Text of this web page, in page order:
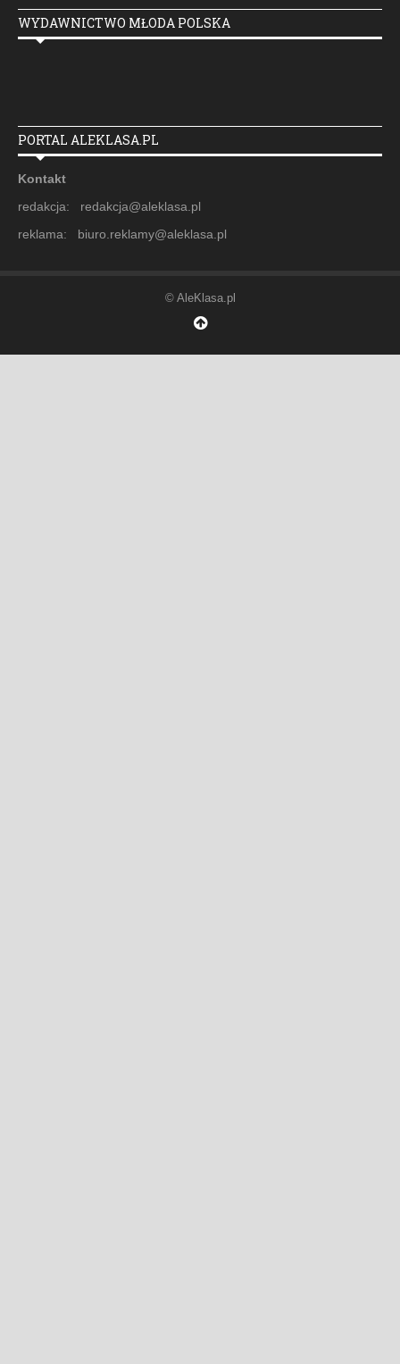
WYDAWNICTWO MŁODA POLSKA
PORTAL ALEKLASA.PL
Kontakt
redakcja: redakcja@aleklasa.pl
reklama: biuro.reklamy@aleklasa.pl
© AleKlasa.pl